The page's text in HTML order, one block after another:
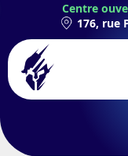
Centre
176, rue